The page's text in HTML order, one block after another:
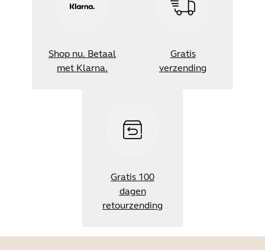
Shop nu. Betaal
met Klarna.
Gratis
verzending
Gratis 100
dagen
retourzending